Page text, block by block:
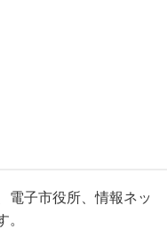
電子市役所、情報ネッ
。